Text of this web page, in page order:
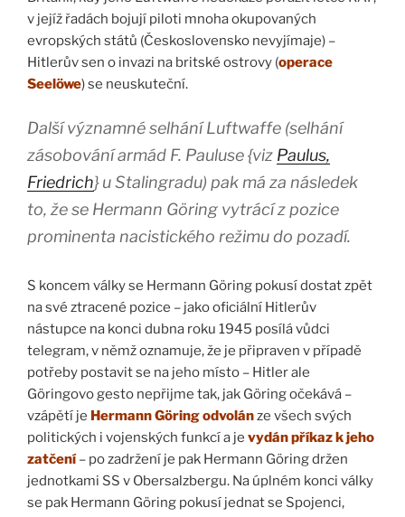
v jejíž řadách bojují piloti mnoha okupovaných
evropských států (Československo nevyjímaje) –
Hitlerův sen o invazi na britské ostrovy (operace
Seelöwe) se neuskuteční.
Další významné selhání Luftwaffe (selhání
zásobování armád F. Pauluse {viz Paulus,
Friedrich} u Stalingradu) pak má za následek
to, že se Hermann Göring vytrácí z pozice
prominenta nacistického režimu do pozadí.
S koncem války se Hermann Göring pokusí dostat zpět
na své ztracené pozice – jako oficiální Hitlerův
nástupce na konci dubna roku 1945 posílá vůdci
telegram, v němž oznamuje, že je připraven v případě
potřeby postavit se na jeho místo – Hitler ale
Göringovo gesto nepřijme tak, jak Göring očekává –
vzápětí je Hermann Göring odvolánze všech svých
politických i vojenských funkcí a je vydán příkaz k jeho
zatčení– po zadržení je pak Hermann Göring držen
jednotkami SS v Obersalzbergu. Na úplném konci války
se pak Hermann Göring pokusí jednat se Spojenci,